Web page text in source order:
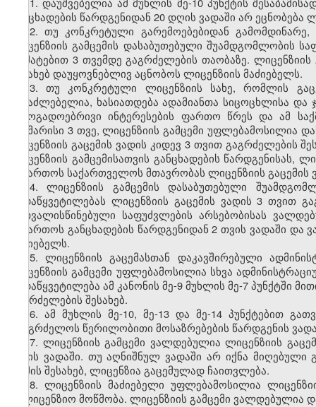
განცხადების წარდგენიდან 20 დღის ვადაში არ
12. თუ კონკრეტული გარემოებებიდან
ლიცენზიის გამცემის დასაბუთებული შუამდგომლობის
დამატებით 3 თვემდე გაგრძელების თაობაზე.
შესახებ დაუყოვნებლივ აცნობოს ლიცენზიის მაძიებელს.
13. თუ კონკრეტული ლიცენზიის სახე, რომლის
შესაძლებელია, ხასიათდება ადამიანთა სიცოცხლისა
საზოგადოებრივი ინტერესების ფართო წრეს და ამ
საკმარისი 3 თვე, ლიცენზიის გამცემი
ლიცენზიის გაცემის ვადის კიდევ 3 თვით გაგრძელების
ლიცენზიის გამცემისათვის განცხადების
მიმართოს საქართველოს მთავრობას ლიცენზიის გაცემის
14. ლიცენზიის გამცემის დასაბუთებული
გადაწყვეტილებას ლიცენზიის გაცემის ვადის 3 თვით
გათვალისწინებული საფუძვლების არსებობისას
მიმართოს განცხადების წარდგენიდან 2 თვის ვადაში
მაძიებელს.
15. ლიცენზიის გაცემასთან დაკავშირებული
ლიცენზიის გამცემი უფლებამოსილია სხვა
გადაწყვეტილება ამ კანონის მე-9 მუხლის მე-7 პუნქტში
გაგრძელების შესახებ.
16. ამ მუხლის მე-10, მე-13 და მე-14 პუნქტებით
გააგრძელოს წერილობითი მოსაზრებების წარდგენის
17. ლიცენზიის გამცემი ვალდებულია ლიცენზიის
დღის ვადაში. თუ აღნიშნულ ვადაში არ იქნა მიღებული
თქმის შესახებ, ლიცენზია გაცემულად ჩაითვლება.
18. ლიცენზიის მაძიებელი უფლებამოსილია
სალიცენზიო მოწმობა. ლიცენზიის გამცემი ვალდებულია